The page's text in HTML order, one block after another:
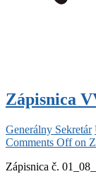
Zápisnica
Generálny Sekretár
Comments Offon
Zápisnica č.